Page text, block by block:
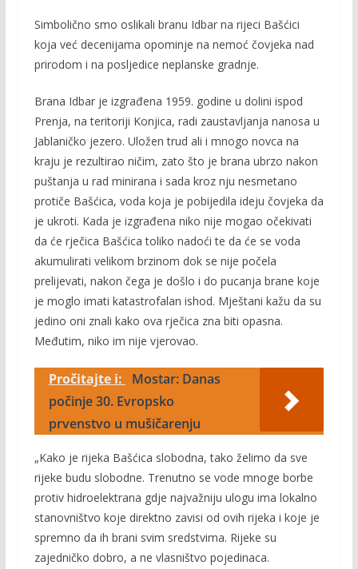
Simbolično smo oslikali branu Idbar na rijeci Bašćici
koja već decenijama opominje na nemoć čovjeka nad
prirodom i na posljedice neplanske gradnje.
Brana Idbar je izgrađena 1959. godine u dolini ispod
Prenja, na teritoriji Konjica, radi zaustavljanja nanosa u
Jablaničko jezero. Uložen trud ali i mnogo novca na
kraju je rezultirao ničim, zato što je brana ubrzo nakon
puštanja u rad minirana i sada kroz nju nesmetano
protiče Bašćica, voda koja je pobijedila ideju čovjeka da
je ukroti. Kada je izgrađena niko nije mogao očekivati
da će rječica Bašćica toliko nadoći te da će se voda
akumulirati velikom brzinom dok se nije počela
prelijevati, nakon čega je došlo i do pucanja brane koje
je moglo imati katastrofalan ishod. Mještani kažu da su
jedino oni znali kako ova rječica zna biti opasna.
Međutim, niko im nije vjerovao.
Pročitajte i:
Mostar: Danas
počinje 30. Evropsko
prvenstvo u mušičarenju
„Kako je rijeka Bašćica slobodna, tako želimo da sve
rijeke budu slobodne. Trenutno se vode mnoge borbe
protiv hidroelektrana gdje najvažniju ulogu ima lokalno
stanovništvo koje direktno zavisi od ovih rijeka i koje je
spremno da ih brani svim sredstvima. Rijeke su
zajedničko dobro, a ne vlasništvo pojedinaca.